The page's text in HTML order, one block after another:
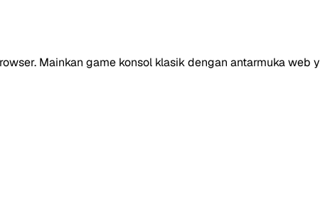
Mainkan game konsol klasik dengan antarmuka web